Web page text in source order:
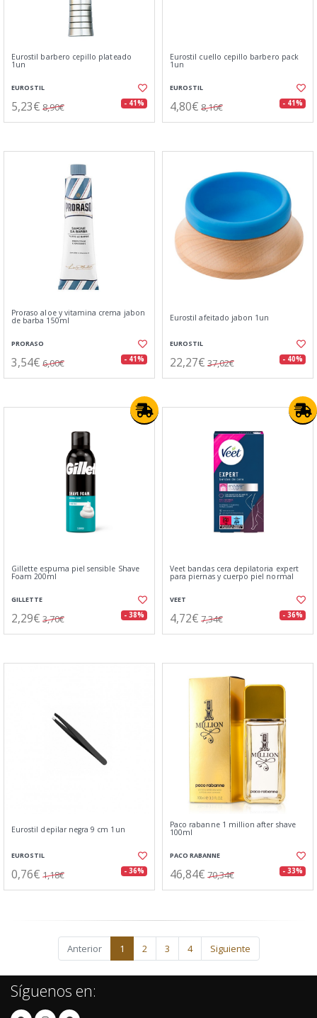
Eurostil barbero cepillo plateado
1un
EUROSTIL
5,23€ 8,90€ - 41%
Eurostil cuello cepillo barbero pack
1un
EUROSTIL
4,80€ 8,16€ - 41%
Proraso aloe y vitamina crema jabon
de barba 150ml
PRORASO
3,54€ 6,00€ - 41%
Eurostil afeitado jabon 1un
EUROSTIL
22,27€ 37,02€ - 40%
Gillette espuma piel sensible Shave
Foam 200ml
GILLETTE
2,29€ 3,70€ - 38%
Veet bandas cera depilatoria expert
para piernas y cuerpo piel normal
VEET
4,72€ 7,34€ - 36%
Eurostil depilar negra 9 cm 1un
EUROSTIL
0,76€ 1,18€ - 36%
Paco rabanne 1 million after shave
100ml
PACO RABANNE
46,84€ 70,34€ - 33%
Anterior 1 2 3 4 Siguiente
Síguenos en: